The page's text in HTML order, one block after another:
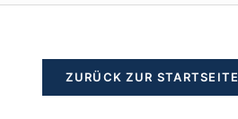
ZURÜCK ZUR STARTSEITE